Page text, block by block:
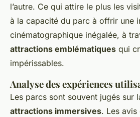
l’autre. Ce qui attire le plus les
à la capacité du parc à offrir une
cinématographique inégalée, à
attractions emblématiques qui
impérissables.
Analyse des expériences
Les parcs sont souvent jugés sur
attractions immersives. Les avis